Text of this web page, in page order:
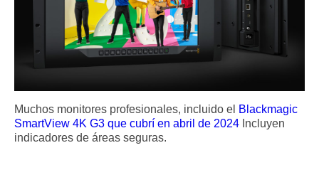
Muchos monitores profesionales, incluido el Blackmagic
SmartView 4K G3 que cubrí en abril de 2024 Incluyen
indicadores de áreas seguras.